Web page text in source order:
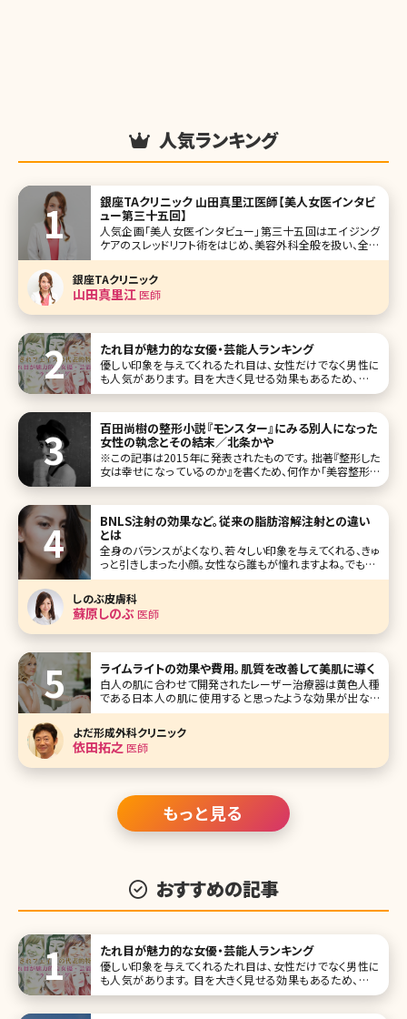
人気ランキング
銀座TAクリニック 山田真里江医師【美人女医インタビ
ュー第三十五回】
人気企画「美人女医インタビュー」第三十五回はエイジング
ケアのスレッドリフト術をはじめ、美容外科全般を扱い、全国
に4院を展開するTAクリニックグループの主要拠点、銀座TA
クリニックの山田真里江（やまだまりえ）先生です。 もともと
はニキビ肌に悩まされていて、美容皮膚科を訪れたのが、美
容の医師をや
銀座TAクリニック
山田真里江医師
たれ目が魅力的な女優・芸能人ランキング
優しい印象を与えてくれるたれ目は、女性だけでなく男性に
も人気があります。 目を大きく見せる効果もあるため、若い
女性を中心にたれ目メイクが流行中。 今回は「たれ目が魅力
百田尚樹の整形小説『モンスター』にみる別人になった
女性の執念とその結末／北条かや
※この記事は2015年に発表されたものです。 拙著『整形した
女は幸せになっているのか』を書くため、何作か「美容整形も
の」の作品を読んだ。たいていは、もともと美しくなかった女
れとも、一人の男の愛を手に入れてハッピーエンドを迎える
か、そのいず
BNLS注射の効果など。従来の脂肪溶解注射との違い
とは
全身のバランスがよくなり、若々しい印象を与えてくれる、きゅ
っと引きしまった小顔。女性なら誰もが憧れますよね。でも、リ
ンパマッサージやむくみ予防のケアを続けているのに、なか
なか顔が痩せないという方も多いのではないでしょうか。中
には「痩せているけれど、顔には脂肪がついている」という方
もいるかもしれません
しのぶ皮膚科
蘇原しのぶ医師
ライムライトの効果や費用。肌質を改善して美肌に導く
白人の肌に合わせて開発されたレーザー治療器は黄色人種
である日本人の肌に使用すると思ったような効果が出ない
ことがありました。ライムライトは日本人の医師の協力の元、
開発された光治療器です。 これまでレーザーや光治療器で
は効果が弱かった
よだ形成外科クリニック
依田拓之医師
もっと見る
おすすめの記事
たれ目が魅力的な女優・芸能人ランキング
優しい印象を与えてくれるたれ目は、女性だけでなく男性に
も人気があります。 目を大きく見せる効果もあるため、若い
女性を中心にたれ目メイクが流行中。 今回は「たれ目が魅力